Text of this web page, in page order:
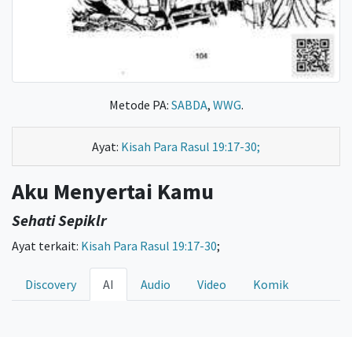
Metode PA: SABDA, WWG.
Ayat: Kisah Para Rasul 19:17-30;
Aku Menyertai Kamu
Sehati Sepiklr
Ayat terkait: Kisah Para Rasul 19:17-30;
Discovery AI Audio Video Komik